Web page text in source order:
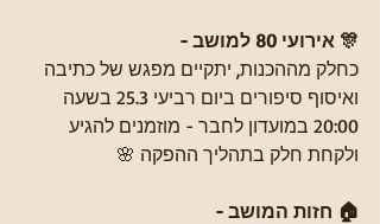
🎊 אירועי 80 למושב -
כחלק מההכנות, יתקיים מפגש של כתיבה
ואיסוף סיפורים ביום רביעי 25.3 בשעה
20:00 במועדון לחבר - מוזמנים להגיע
ולקחת חלק בתהליך ההפקה 🌸
🏠 חזות המושב -